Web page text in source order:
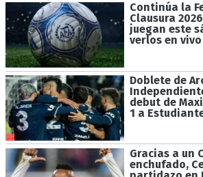
Continúa la
Clausura
juegan este
verlos en vivo
Doblete de
debut de
1 a
Gracias a un
enchufado,